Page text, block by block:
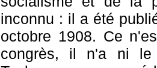
inconnu : il a été
octobre 1908. Ce
congrès, il n'a ni le